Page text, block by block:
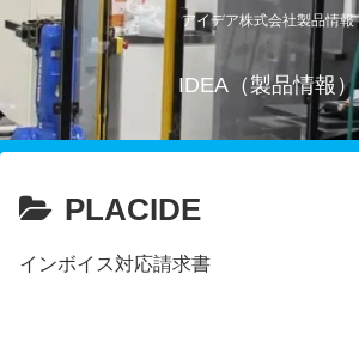
アイデア株式会社製品情報
IDEA（製品情報）
PLACIDE
インボイス対応請求書